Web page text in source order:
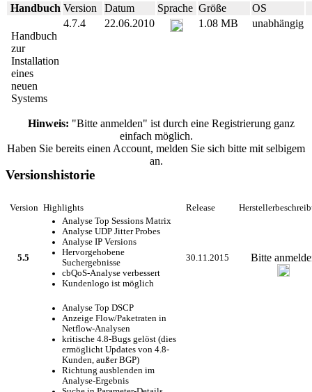
Handbuch Version Datum Sprache Größe OS
Handbuch
zur
Installation
eines
neuen
Systems
4.7.4 22.06.2010 1.08 MB unabhängig
Hinweis: "Bitte anmelden" ist durch eine Registrierung ganz
einfach möglich.
Haben Sie bereits einen Account, melden Sie sich bitte mit selbigem
an.
Versionshistorie
Version Highlights Release
5.5
Analyse Top Sessions Matrix
Analyse UDP Jitter Probes
Analyse IP Versions
Hervorgehobene
Suchergebnisse
cbQoS-Analyse verbessert
Kundenlogo ist möglich
30.11.2015 Bitte
Analyse Top DSCP
Anzeige Flow/Paketraten in
Netflow-Analysen
kritische 4.8-Bugs gelöst (dies
ermöglicht Updates von 4.8-
Kunden, außer BGP)
Richtung ausblenden im
Analyse-Ergebnis